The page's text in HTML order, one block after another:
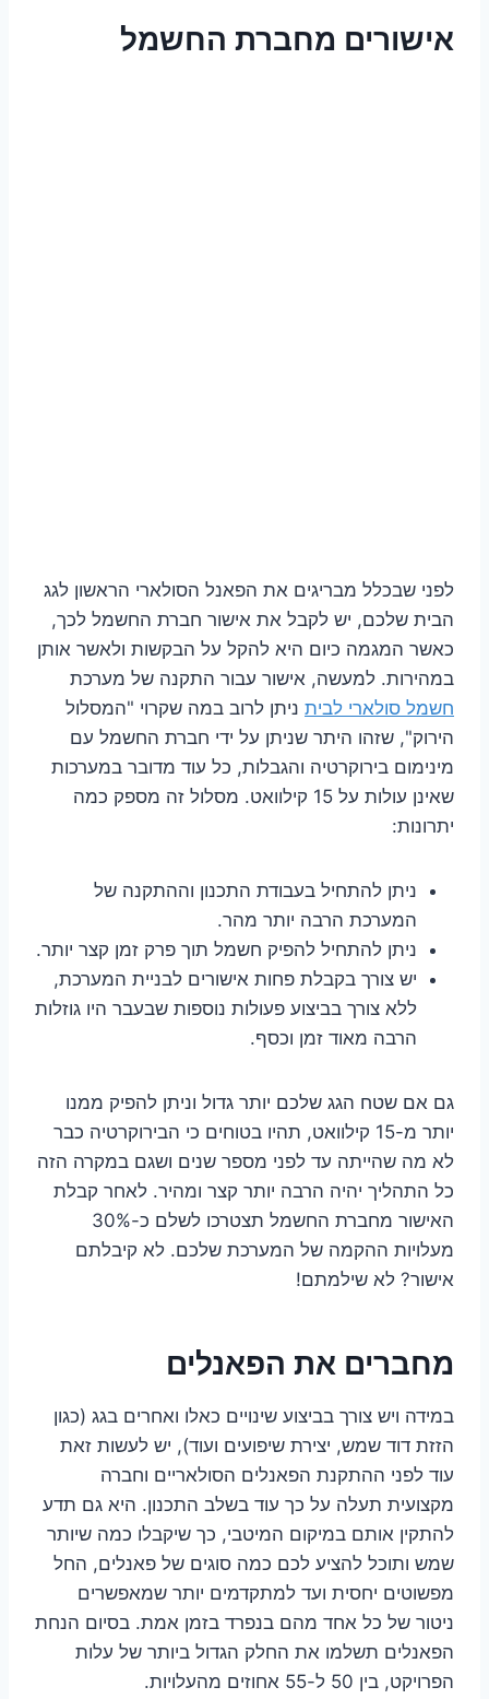
אישורים מחברת החשמל
לפני שבכלל מבריגים את הפאנל הסולארי הראשון לגג
הבית שלכם, יש לקבל את אישור חברת החשמל לכך,
כאשר המגמה כיום היא להקל על הבקשות ולאשר אותן
במהירות. למעשה, אישור עבור התקנה של מערכת
חשמל סולארי לבית ניתן לרוב במה שקרוי "המסלול
הירוק", שזהו היתר שניתן על ידי חברת החשמל עם
מינימום בירוקרטיה והגבלות, כל עוד מדובר במערכות
שאינן עולות על 15 קילוואט. מסלול זה מספק כמה
יתרונות:
ניתן להתחיל בעבודת התכנון וההתקנה של
המערכת הרבה יותר מהר.
ניתן להתחיל להפיק חשמל תוך פרק זמן קצר יותר.
יש צורך בקבלת פחות אישורים לבניית המערכת,
ללא צורך בביצוע פעולות נוספות שבעבר היו גוזלות
הרבה מאוד זמן וכסף.
גם אם שטח הגג שלכם יותר גדול וניתן להפיק ממנו
יותר מ-15 קילוואט, תהיו בטוחים כי הבירוקרטיה כבר
לא מה שהייתה עד לפני מספר שנים ושגם במקרה הזה
כל התהליך יהיה הרבה יותר קצר ומהיר. לאחר קבלת
האישור מחברת החשמל תצטרכו לשלם כ-30%
מעלויות ההקמה של המערכת שלכם. לא קיבלתם
אישור? לא שילמתם!
מחברים את הפאנלים
במידה ויש צורך בביצוע שינויים כאלו ואחרים בגג (כגון
הזזת דוד שמש, יצירת שיפועים ועוד), יש לעשות זאת
עוד לפני ההתקנת הפאנלים הסולאריים וחברה
מקצועית תעלה על כך עוד בשלב התכנון. היא גם תדע
להתקין אותם במיקום המיטבי, כך שיקבלו כמה שיותר
שמש ותוכל להציע לכם כמה סוגים של פאנלים, החל
מפשוטים יחסית ועד למתקדמים יותר שמאפשרים
ניטור של כל אחד מהם בנפרד בזמן אמת. בסיום הנחת
הפאנלים תשלמו את החלק הגדול ביותר של עלות
הפרויקט, בין 50 ל-55 אחוזים מהעלויות.